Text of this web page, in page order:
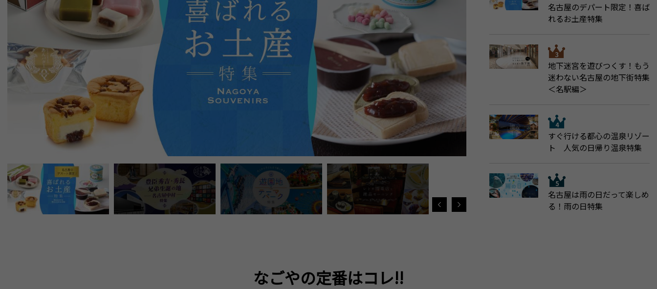
名古屋のデパート限定！喜ば
れるお土産特集
地下迷宮を遊びつくす！もう
迷わない名古屋の地下街特集
＜名駅編＞
すぐ行ける都心の温泉リゾー
ト 人気の日帰り温泉特集
名古屋は雨の日だって楽しめ
る！雨の日特集
なごやの定番はコレ!!